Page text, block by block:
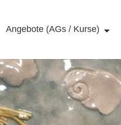
Angebote (AGs / Kurse)